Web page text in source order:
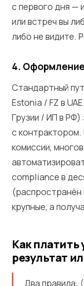
с первого дня —
или встреч вы
либо не видите.
4.
Стандартный
Estonia / FZ в
Грузии / ИП в
с контрактором.
комиссии,
compliance в
(распространён
крупные, а
Как
результат
Два правила: